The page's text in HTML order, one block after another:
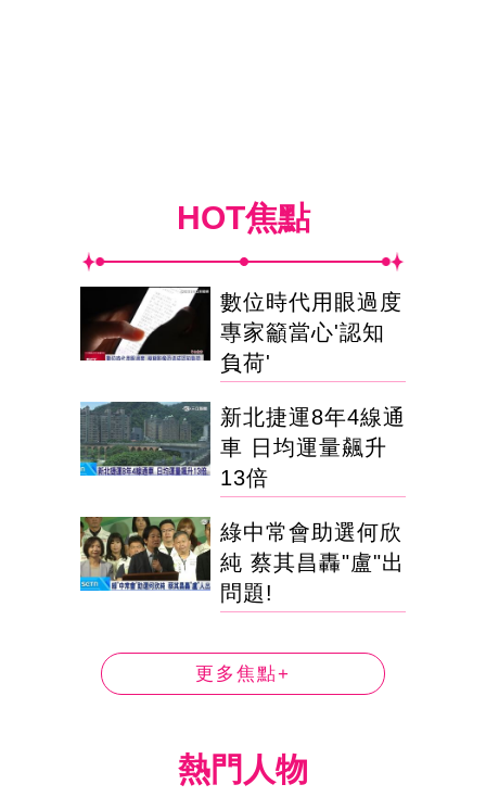
HOT焦點
數位時代用眼過度
專家籲當心'認知
負荷'
新北捷運8年4線通
車 日均運量飆升
13倍
綠中常會助選何欣
純 蔡其昌轟"盧"出
問題!
更多焦點+
熱門人物